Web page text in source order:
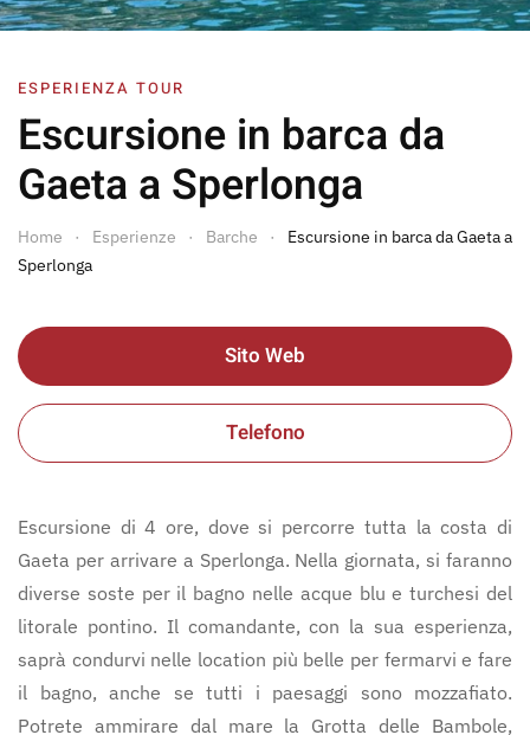
ESPERIENZA TOUR
Escursione in barca da
Gaeta a Sperlonga
Home Esperienze Barche
Escursione in barca da Gaeta a
Sperlonga
Sito Web
Telefono
Escursione di 4 ore, dove si percorre tutta la costa di
Gaeta per arrivare a Sperlonga. Nella giornata, si faranno
diverse soste per il bagno nelle acque blu e turchesi del
litorale pontino. Il comandante, con la sua esperienza,
saprà condurvi nelle location più belle per fermarvi e fare
il bagno, anche se tutti i paesaggi sono mozzafiato.
Potrete ammirare dal mare la Grotta delle Bambole,